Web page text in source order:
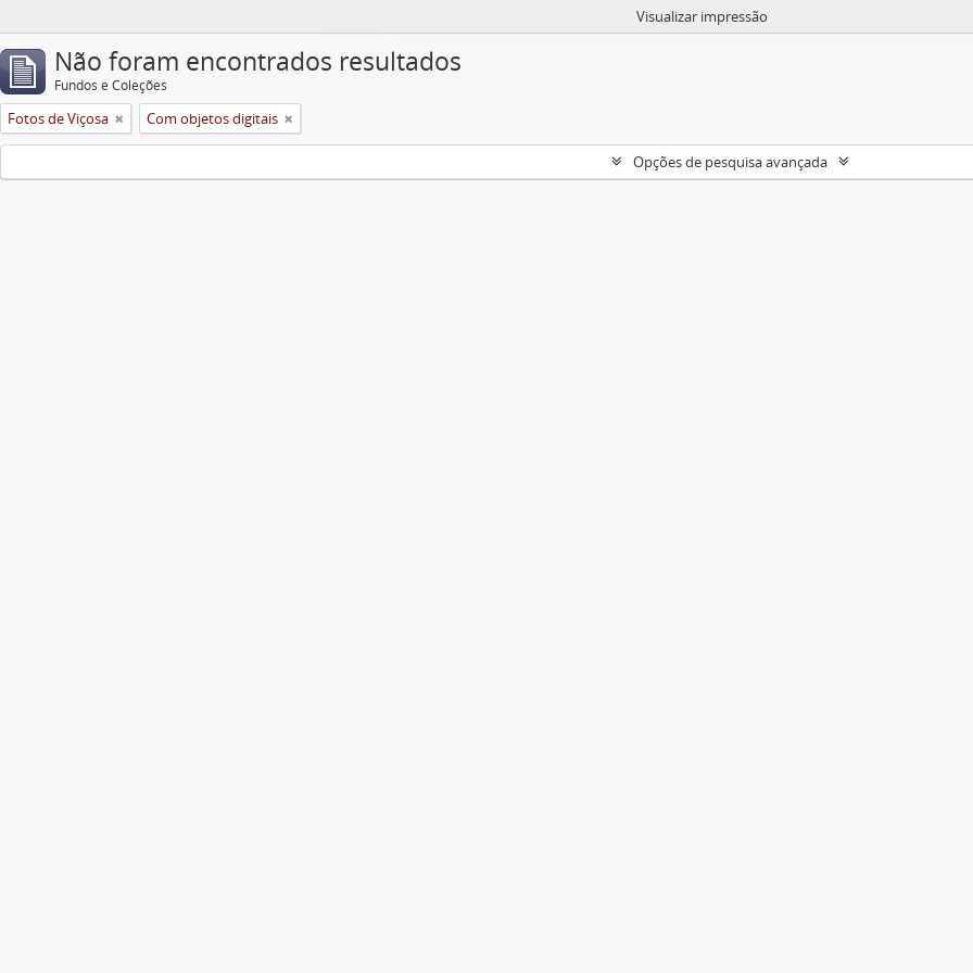
Visualizar impressão
Não foram encontrados resultados
Fundos e Coleções
Fotos de Viçosa Com objetos digitais
Opções de pesquisa avançada